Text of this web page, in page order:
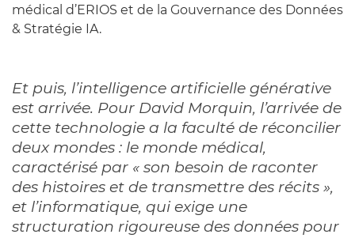
médical d’ERIOS et de la Gouvernance des Données
& Stratégie IA.
Et puis, l’intelligence artificielle générative
est arrivée. Pour David Morquin, l’arrivée de
cette technologie a la faculté de réconcilier
deux mondes : le monde médical,
caractérisé par « son besoin de raconter
des histoires et de transmettre des récits »,
et l’informatique, qui exige une
structuration rigoureuse des données pour